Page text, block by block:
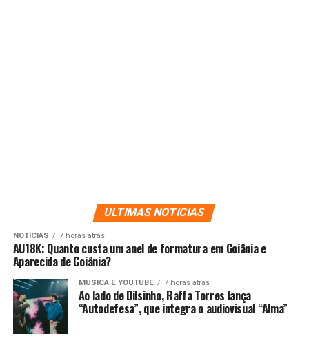
ULTIMAS NOTICIAS
NOTICIAS 7 horas atrás
AU18K: Quanto custa um anel de formatura em Goiânia e
Aparecida de Goiânia?
MUSICA E YOUTUBE 7 horas atrás
Ao lado de Dilsinho, Raffa Torres lança
“Autodefesa”, que integra o audiovisual “Alma”